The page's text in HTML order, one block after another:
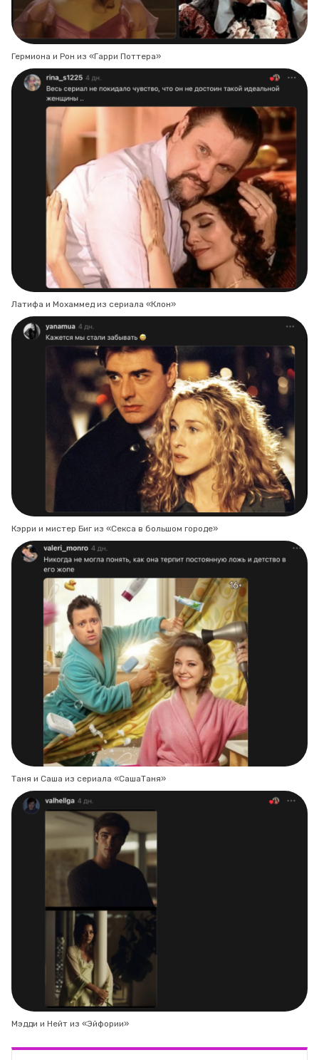
Гермиона и Рон из «Гарри Поттера»
Латифа и Мохаммед из сериала «Клон»
Кэрри и мистер Биг из «Секса в большом городе»
Таня и Саша из сериала «СашаТаня»
Мэдди и Нейт из «Эйфории»